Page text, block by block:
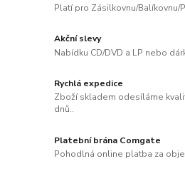
Platí pro Zásilkovnu/Balíkovnu/
Akční slevy
Nabídku CD/DVD a LP nebo
Rychlá expedice
Zboží skladem odesíláme
dnů..
Platební brána Comgate
Pohodlná online platba za